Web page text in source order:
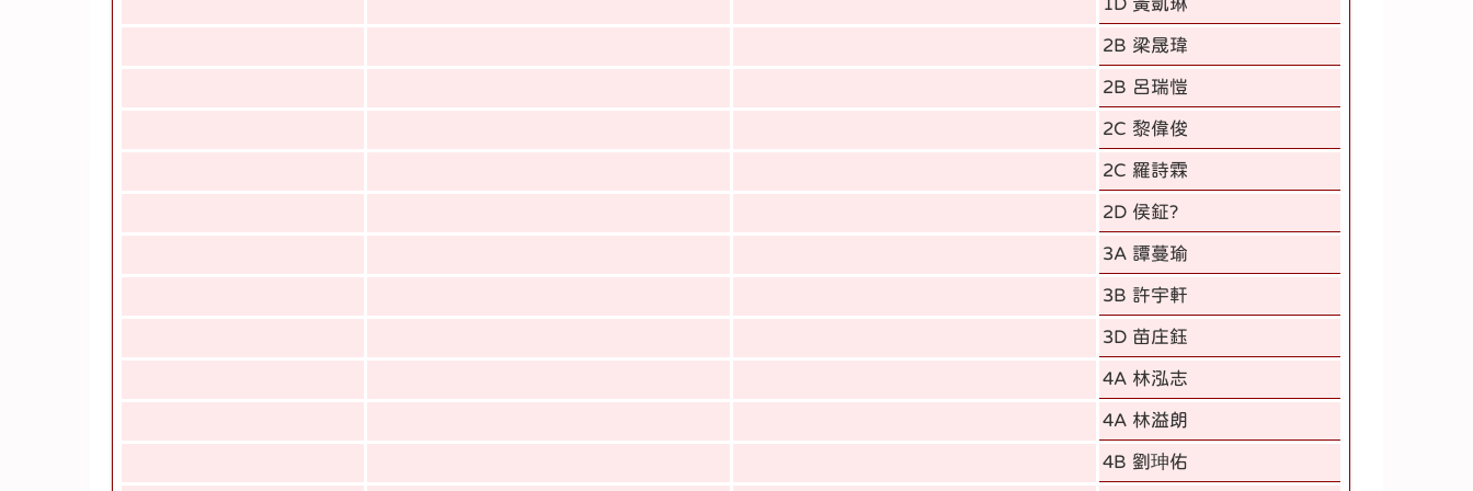
1D 黃凱琳
2B 梁晟瑋
2B 呂瑞愷
2C 黎偉俊
2C 羅詩霖
2D 侯鉦?
3A 譚蔓瑜
3B 許宇軒
3D 苗庄鈺
4A 林泓志
4A 林溢朗
4B 劉珅佑